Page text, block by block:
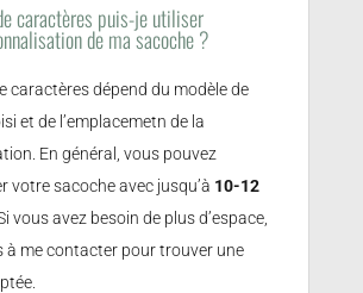
caractères puis-je utiliser
de ma sacoche ?
caractères dépend du modèle de
et de l’emplacemetn de la
En général, vous pouvez
votre sacoche avec jusqu’à 10-12
vous avez besoin de plus d’espace,
à me contacter pour trouver une